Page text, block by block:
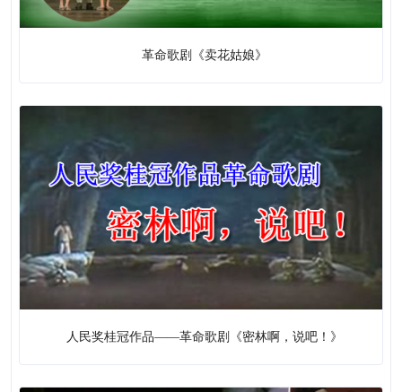
革命歌剧《卖花姑娘》
人民奖桂冠作品——革命歌剧《密林啊，说吧！》